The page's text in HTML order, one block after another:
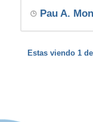
Pau A.
Estas viendo 1